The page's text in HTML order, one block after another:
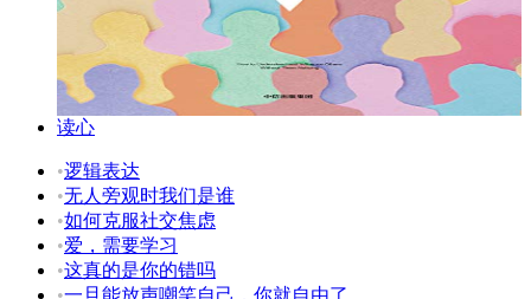
读心
•逻辑表达
•无人旁观时我们是谁
•如何克服社交焦虑
•爱，需要学习
•这真的是你的错吗
•一旦能放声嘲笑自己，你就自由了